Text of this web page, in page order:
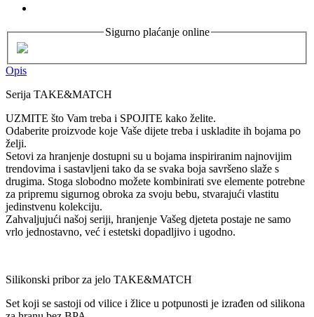
Sigurno plaćanje online
Opis
Serija TAKE&MATCH
UZMITE što Vam treba i SPOJITE kako želite.
Odaberite proizvode koje Vaše dijete treba i uskladite ih bojama po
želji.
Setovi za hranjenje dostupni su u bojama inspiriranim najnovijim
trendovima i sastavljeni tako da se svaka boja savršeno slaže s
drugima. Stoga slobodno možete kombinirati sve elemente potrebne
za pripremu sigurnog obroka za svoju bebu, stvarajući vlastitu
jedinstvenu kolekciju.
Zahvaljujući našoj seriji, hranjenje Vašeg djeteta postaje ne samo
vrlo jednostavno, već i estetski dopadljivo i ugodno.
Silikonski pribor za jelo TAKE&MATCH
Set koji se sastoji od vilice i žlice u potpunosti je izrađen od silikona